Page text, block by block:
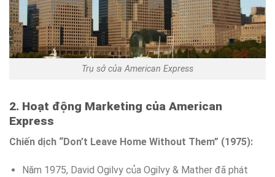
Trụ sở của American Express
2. Hoạt động Marketing của American
Express
Chiến dịch “Don’t Leave Home Without Them” (1975):
Năm 1975, David Ogilvy của Ogilvy & Mather đã phát